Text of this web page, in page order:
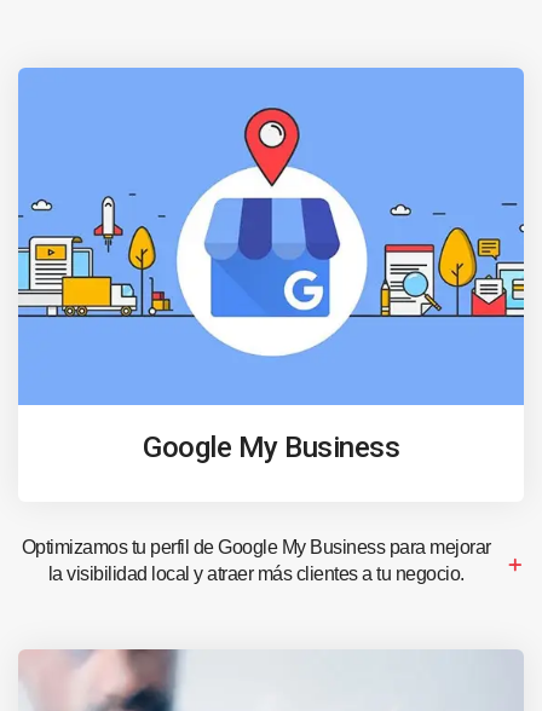
Google My Business
Optimizamos tu perfil de Google My Business para mejorar
la visibilidad local y atraer más clientes a tu negocio.